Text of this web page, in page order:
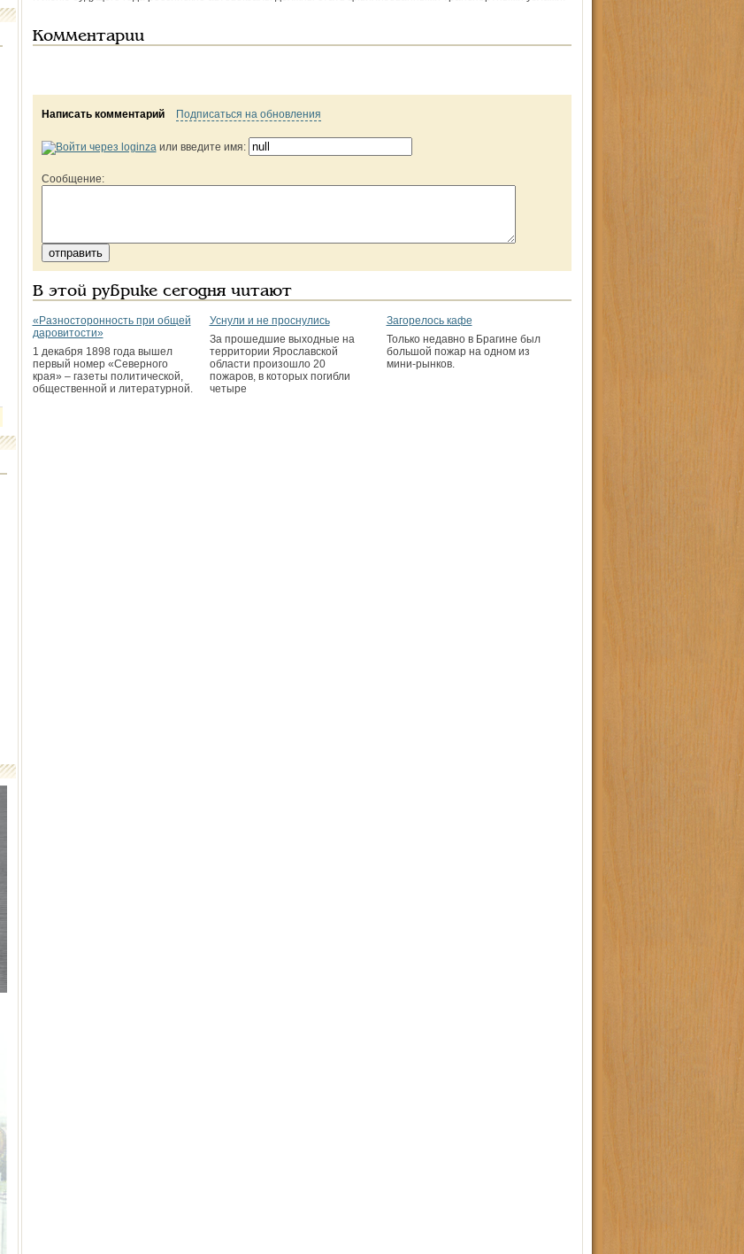
Комментарии
Написать комментарий Подписаться на обновления
или введите имя:
Сообщение:
В этой рубрике сегодня читают
«Разносторонность при общей
даровитости»
1 декабря 1898 года вышел
первый номер «Северного
края» – газеты политической,
общественной и литературной.
Уснули и не проснулись
За прошедшие выходные на
территории Ярославской
области произошло 20
пожаров, в которых погибли
четыре
Загорелось кафе
Только недавно в Брагине был
большой пожар на одном из
мини-рынков.